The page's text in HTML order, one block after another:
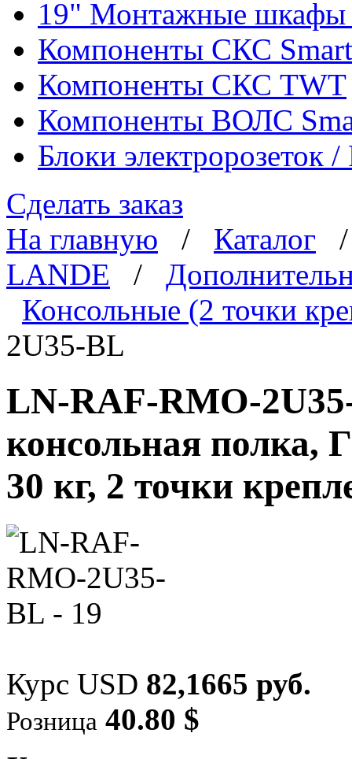
19" Монтажные шкафы
Компоненты СКС
Компоненты СКС TWT
Компоненты ВОЛС
Блоки электророзеток
Сделать заказ
На главную / Каталог
LANDE /
Консольные (2 точки
2U35-BL
LN-RAF-RMO-
консольная полка,
30 кг, 2 точки
Курс USD 82,1665 руб.
Розница 40.80 $